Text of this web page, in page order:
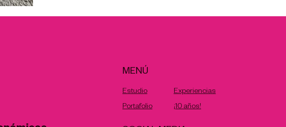
Estudio
Experiencias
Portafolio
¡10 años!
MENÚ